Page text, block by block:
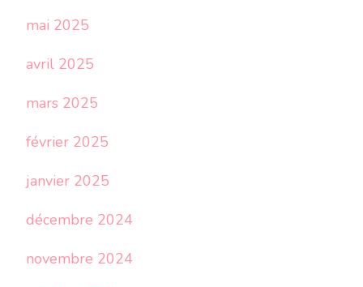
mai 2025
avril 2025
mars 2025
février 2025
janvier 2025
décembre 2024
novembre 2024